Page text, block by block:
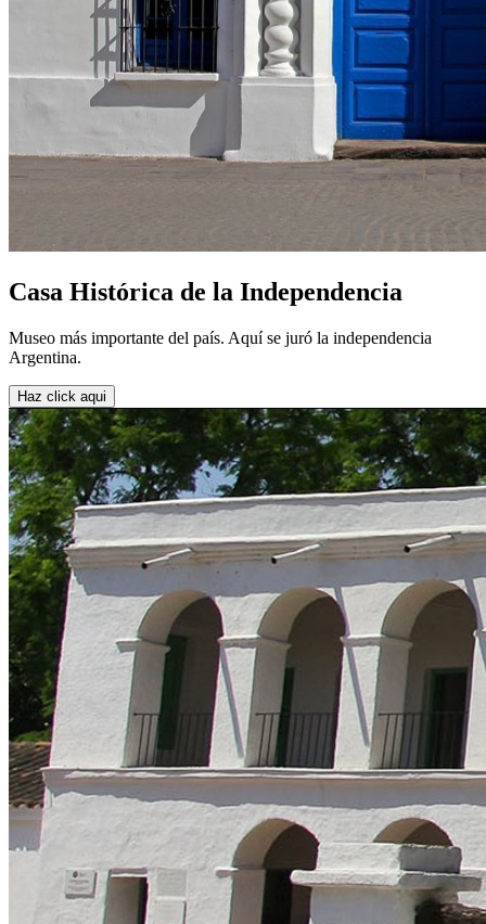
Casa Histórica de la Independencia
Museo más importante del país. Aquí se juró la independencia
Argentina.
Haz click aqui